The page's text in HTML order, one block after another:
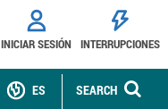
INICIAR SESIÓN INTERRUPCIONES
SEARCH
ES